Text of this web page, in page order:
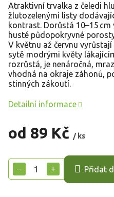
od 89 Kč / ks
cena:
+
− Přidat
Atraktivní trvalka z čeledi
žlutozelenými listy
kontrast. Dorůstá 10–15 cm
husté půdopokryvné
V květnu až červnu
sytě modrými květy
rozrůstá, je nenáročná,
vhodná na okraje záhonů,
stinných zákoutí.
Detailní informace